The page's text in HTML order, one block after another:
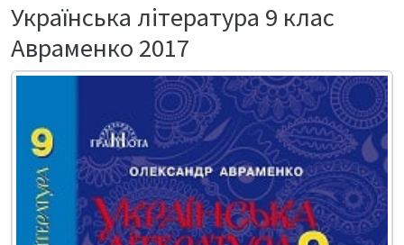
Українська література 9 клас
Авраменко 2017